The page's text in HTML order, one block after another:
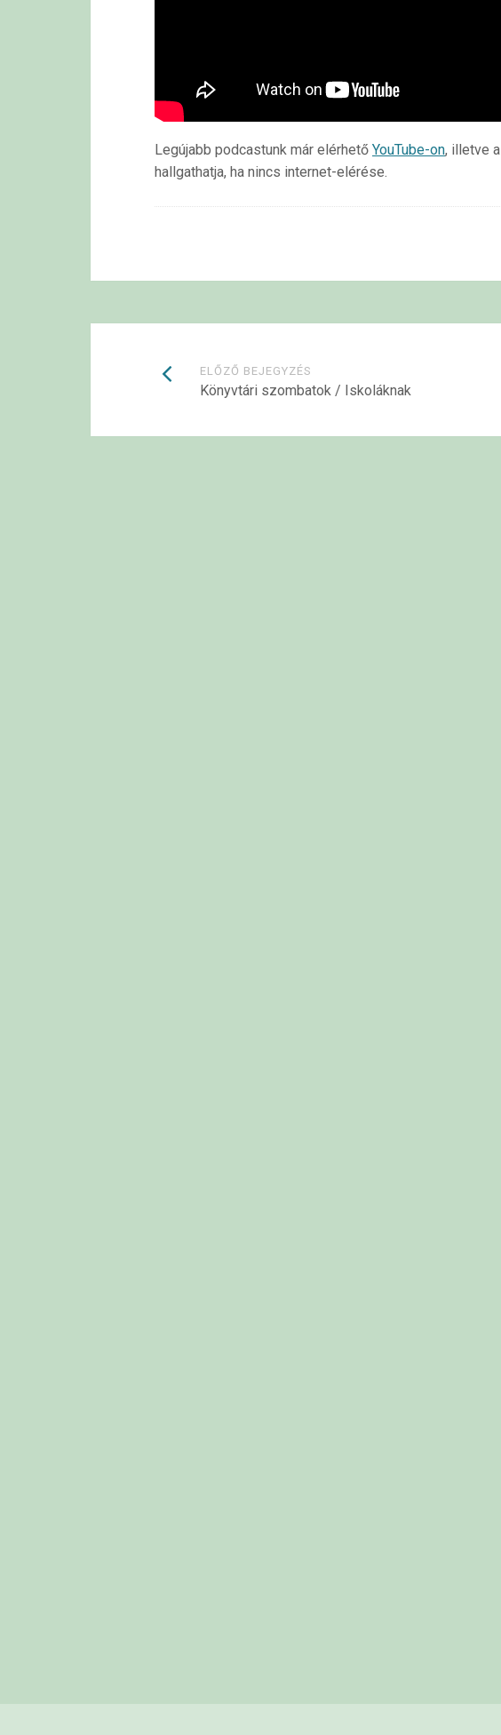
Legújabb podcastunk már elérhető YouTube-on, illetve a
hallgathatja, ha nincs internet-elérése.
Bejegyzések
ELŐZŐ BEJEGYZÉS
Könyvtári szombatok / Iskoláknak